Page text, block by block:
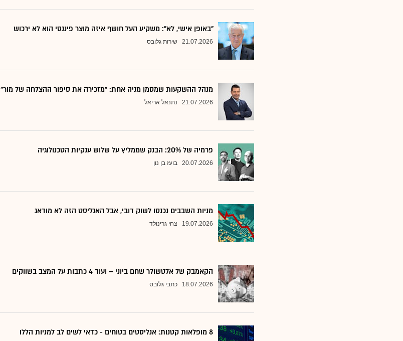
"באופן אישי, לא": משקיע העל חושף איזה מוצר פיננסי הוא לא ירכוש
21.07.2026 שירות גלובס
מנהל ההשקעות שמסמן מניה אחת: "מזכירה את סיפור ההצלחה של מור"
21.07.2026 נתנאל אריאל
פרמיה של 20%: הבנק שממליץ על שלוש ענקיות הטכנולוגיה
20.07.2026 בועז בן נון
מניות השבבים נכנסו לשוק דובי, אבל האנליסט הזה לא מודאג
19.07.2026 צחי גרינולד
הקאמבק של אלטשולר שחם ביוני – ועוד 4 כתבות על המצב בשווקים
18.07.2026 כתבי גלובס
8 מופלאות קטנות: אנליסטים בטוחים - כדאי לשים לב למניות הללו